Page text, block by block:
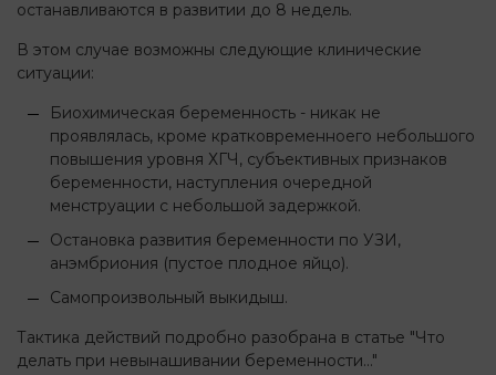
останавливаются в развитии до 8 недель.
В этом случае возможны следующие клинические
ситуации:
Биохимическая беременность - никак не
проявлялась, кроме кратковременноего небольшого
повышения уровня ХГЧ, субъективных признаков
беременности, наступления очередной
менструации с небольшой задержкой.
Остановка развития беременности по УЗИ,
анэмбриония (пустое плодное яйцо).
Самопроизвольный выкидыш.
Тактика действий подробно разобрана в статье "Что
делать при невынашивании беременности..."